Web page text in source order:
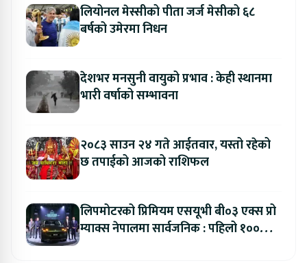
लियोनल मेस्सीको पीता जर्ज मेसीको ६८
बर्षको उमेरमा निधन
देशभर मनसुनी वायुको प्रभाव : केही स्थानमा
भारी वर्षाको सम्भावना
२०८३ साउन २४ गते आईतवार, यस्तो रहेको
छ तपाईको आजको राशिफल
लिपमोटरको प्रिमियम एसयूभी बी०३ एक्स प्रो
म्याक्स नेपालमा सार्वजनिक : पहिलो १००